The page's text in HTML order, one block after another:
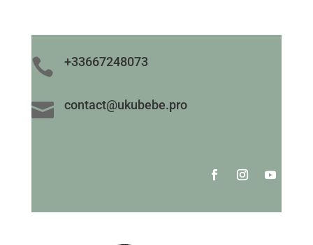
 +33667248073
 contact@ukubebe.pro